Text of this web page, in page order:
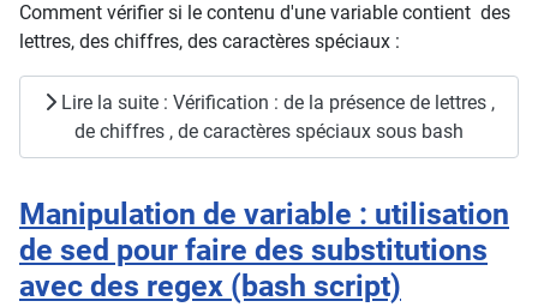
Comment vérifier si le contenu d'une variable contient des
lettres, des chiffres, des caractères spéciaux :
Lire la suite : Vérification : de la présence de lettres ,
de chiffres , de caractères spéciaux sous bash
Manipulation de variable : utilisation
de sed pour faire des substitutions
avec des regex (bash script)